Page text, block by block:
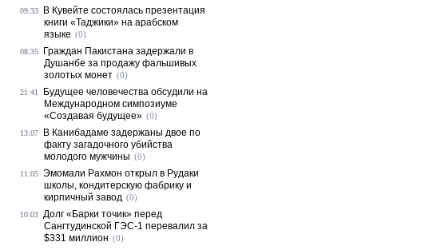
09:33
В Кувейте состоялась презентация
книги «Таджики» на арабском
языке (0)
08:35
Граждан Пакистана задержали в
Душанбе за продажу фальшивых
золотых монет (0)
21:41
Будущее человечества обсудили на
Международном симпозиуме
«Создавая будущее» (0)
13:07
В Канибадаме задержаны двое по
факту загадочного убийства
молодого мужчины (0)
11:05 Эмомали Рахмон открыл в Рудаки
школы, кондитерскую фабрику и
кирпичный завод (0)
10:03 Долг «Барки точик» перед
Сангтудинской ГЭС-1 перевалил за
$331 миллион (0)